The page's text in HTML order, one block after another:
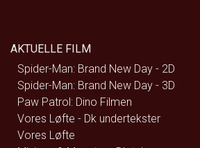
AKTUELLE FILM
Spider-Man: Brand New Day - 2D
Spider-Man: Brand New Day - 3D
Paw Patrol: Dino Filmen
Vores Løfte - Dk undertekster
Vores Løfte